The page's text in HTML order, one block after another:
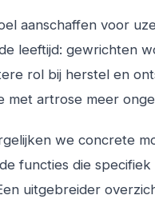
aanschaffen voor
leeftijd: gewrichten
rol bij herstel en
met artrose meer
we concrete
functies die
uitgebreider